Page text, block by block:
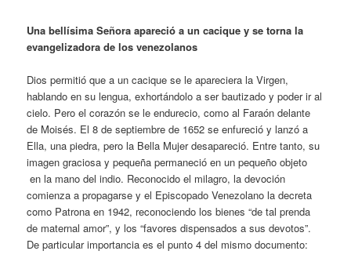
Una bellísima Señora apareció a un cacique y se torna la
evangelizadora de los venezolanos
Dios permitió que a un cacique se le apareciera la Virgen,
hablando en su lengua, exhortándolo a ser bautizado y poder ir al
cielo. Pero el corazón se le endurecio, como al Faraón delante
de Moisés. El 8 de septiembre de 1652 se enfureció y lanzó a
Ella, una piedra, pero la Bella Mujer desapareció. Entre tanto, su
imagen graciosa y pequeña permaneció en un pequeño objeto
en la mano del indio. Reconocido el milagro, la devoción
comienza a propagarse y el Episcopado Venezolano la decreta
como Patrona en 1942, reconociendo los bienes “de tal prenda
de maternal amor”, y los “favores dispensados a sus devotos”.
De particular importancia es el punto 4 del mismo documento: